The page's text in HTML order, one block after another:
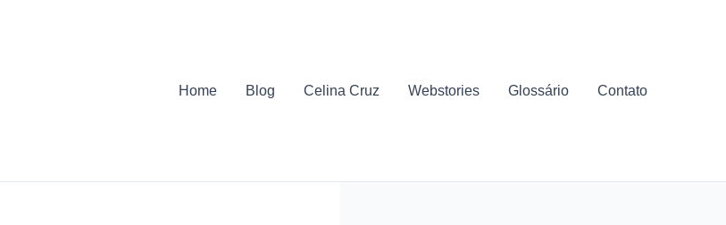
Home Blog Celina Cruz Webstories Glossário Contato